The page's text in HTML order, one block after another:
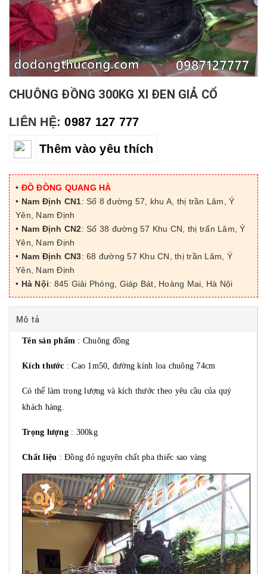
CHUÔNG ĐỒNG 300KG XI ĐEN GIẢ CỔ
LIÊN HỆ:0987 127 777
Thêm vào yêu thích
• ĐỒ ĐỒNG QUANG HÀ
• Nam Định CN1: Số 8 đường 57, khu A, thị trần Lâm, Ý
Yên, Nam Định
• Nam Định CN2: Số 38 đường 57 Khu CN, thị trấn Lâm, Ý
Yên, Nam Định
• Nam Định CN3: 68 đường 57 Khu CN, thị trần Lâm, Ý
Yên, Nam Định
• Hà Nội: 845 Giải Phóng, Giáp Bát, Hoàng Mai, Hà Nội
Mô tả
Tên sản phẩm : Chuông đồng
Kích thước : Cao 1m50, đường kính loa chuông 74cm
Có thể làm trọng lượng và kích thước theo yêu cầu của quý
khách hàng.
Trọng lượng : 300kg
Chất liệu : Đồng đỏ nguyên chất pha thiếc sao vàng